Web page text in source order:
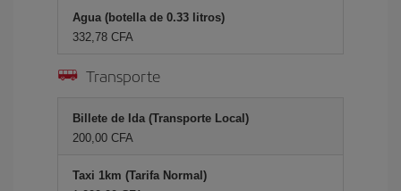
Agua (botella de 0.33 litros)
332,78 CFA
Transporte
Billete de Ida (Transporte Local)
200,00 CFA
Taxi 1km (Tarifa Normal)